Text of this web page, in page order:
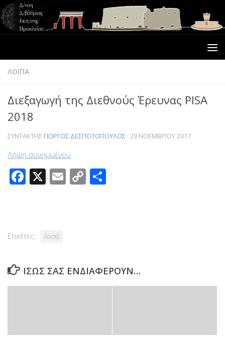
ΛΟΙΠΑ
Διεξαγωγή της Διεθνούς Έρευνας PISA
2018
ΣΥΝΤΆΚΤΗΣ ΓΙΏΡΓΟΣ ΔΕΣΠΟΤΌΠΟΥΛΟΣ · 29 ΝΟΕΜΒΡΊΟΥ 2017
Λήψη συνημμένου
Facebook
X Email
Copy
Ετικέτες: λοιπά
ΊΣΩΣ ΣΑΣ ΕΝΔΙΑΦΈΡΟΥΝ…